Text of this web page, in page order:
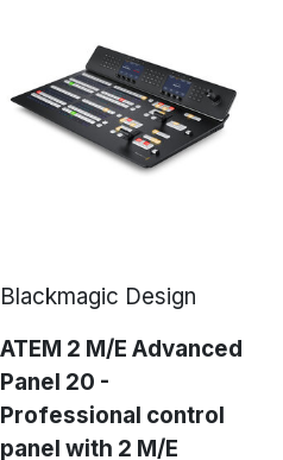
Blackmagic Design
ATEM 2 M/E Advanced
Panel 20 -
Professional control
panel with 2 M/E